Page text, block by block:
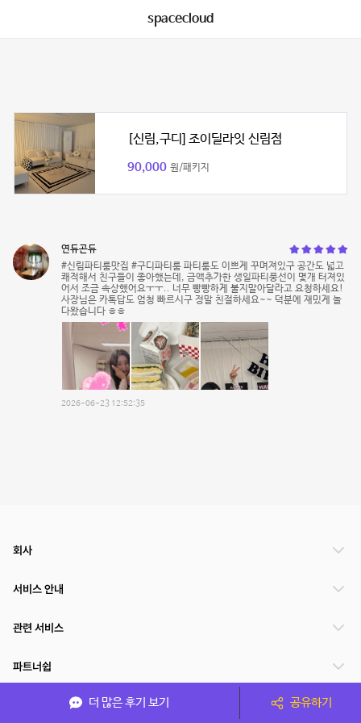
spacecloud
[신림,구디] 조이딜라잇 신림점
90,000 원/패키지
연듀곤듀
#신림파티룸맛집 #구디파티룸 파티룸도 이쁘게 꾸며져있구 공간도 넓고
쾌적해서 친구들이 좋아했는데, 금액추가한 생일파티풍선이 몇개 터져있
어서 조금 속상했어요ㅜㅜ.. 너무 빵빵하게 불지말아달라고 요청하세요!
사장님은 카톡답도 엄청 빠르시구 정말 친절하세요~~ 덕분에 재밌게 놀
다왔습니다 ㅎㅎ
2026-06-23 12:52:35
더 많은 후기 보기 공유하기
회사
서비스 안내
관련 서비스
파트너쉽
서비스 제공 국가